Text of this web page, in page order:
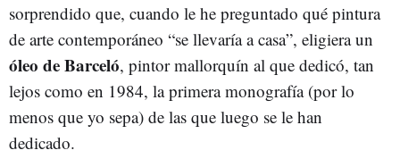
sorprendido que, cuando le he preguntado qué pintura
de arte contemporáneo “se llevaría a casa”, eligiera un
óleo de Barceló, pintor mallorquín al que dedicó, tan
lejos como en 1984, la primera monografía (por lo
menos que yo sepa) de las que luego se le han
dedicado.